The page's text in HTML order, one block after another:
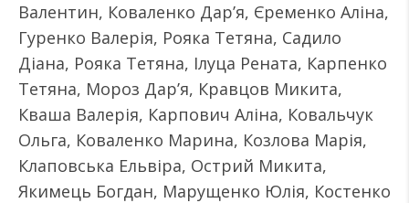
Валентин, Коваленко Дарʼя, Єременко Аліна,
Гуренко Валерія, Рояка Тетяна, Садило
Діана, Рояка Тетяна, Ілуца Рената, Карпенко
Тетяна, Мороз Дарʼя, Кравцов Микита,
Кваша Валерія, Карпович Аліна, Ковальчук
Ольга, Коваленко Марина, Козлова Марія,
Клаповська Ельвіра, Острий Микита,
Якимець Богдан, Марущенко Юлія, Костенко